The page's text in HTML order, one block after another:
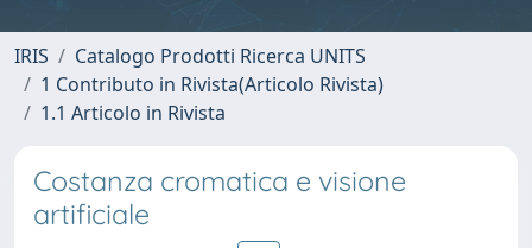
IRIS
Catalogo Prodotti Ricerca UNITS
1 Contributo in Rivista(Articolo Rivista)
1.1 Articolo in Rivista
Costanza cromatica e visione
artificiale